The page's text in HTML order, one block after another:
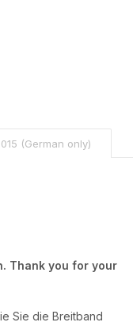
(German only)
Thank you for your
Sie die Breitband